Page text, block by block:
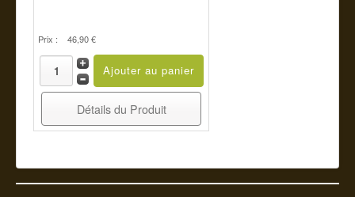
Prix : 46,90 €
Détails du Produit